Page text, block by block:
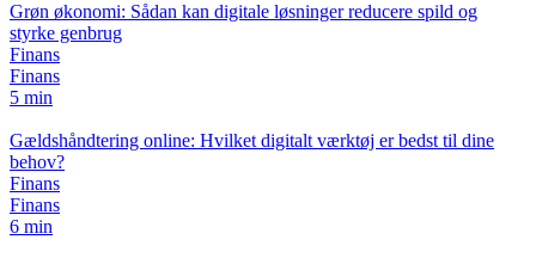
Grøn økonomi: Sådan kan digitale løsninger reducere spild og
styrke genbrug
Finans
Finans
5 min
Gældshåndtering online: Hvilket digitalt værktøj er bedst til dine
behov?
Finans
Finans
6 min